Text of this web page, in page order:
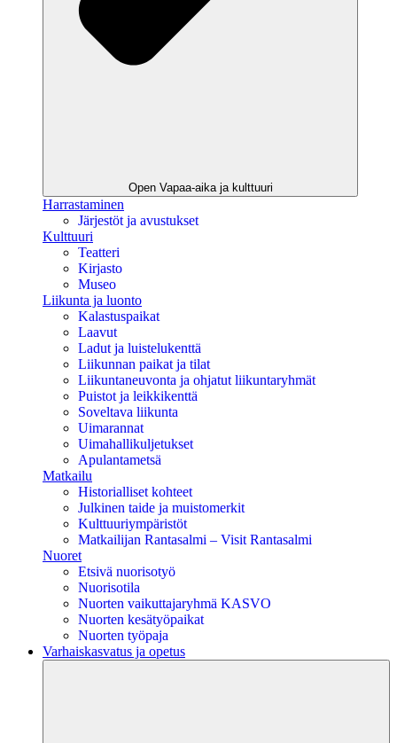
Open Vapaa-aika ja kulttuuri
Harrastaminen
Järjestöt ja avustukset
Kulttuuri
Teatteri
Kirjasto
Museo
Liikunta ja luonto
Kalastuspaikat
Laavut
Ladut ja luistelukenttä
Liikunnan paikat ja tilat
Liikuntaneuvonta ja ohjatut liikuntaryhmät
Puistot ja leikkikenttä
Soveltava liikunta
Uimarannat
Uimahallikuljetukset
Apulantametsä
Matkailu
Historialliset kohteet
Julkinen taide ja muistomerkit
Kulttuuriympäristöt
Matkailijan Rantasalmi – Visit Rantasalmi
Nuoret
Etsivä nuorisotyö
Nuorisotila
Nuorten vaikuttajaryhmä KASVO
Nuorten kesätyöpaikat
Nuorten työpaja
Varhaiskasvatus ja opetus